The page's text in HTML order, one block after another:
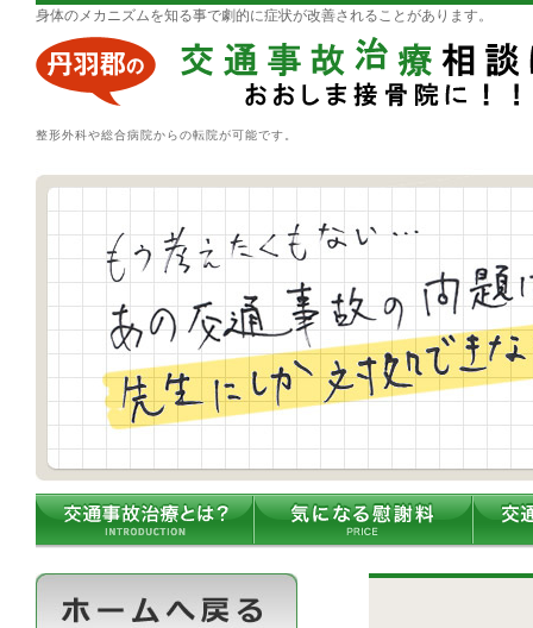
身体のメカニズムを知る事で劇的に症状が改善されることがあります。
整形外科や総合病院からの転院が可能です。